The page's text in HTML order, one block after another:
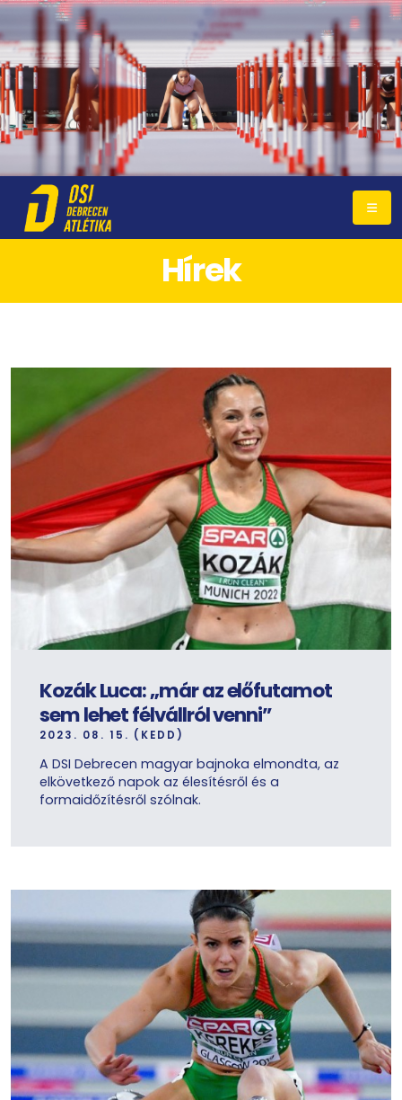
Hírek
Kozák Luca: „már az előfutamot
sem lehet félvállról venni”
2023. 08. 15. (KEDD)
A DSI Debrecen magyar bajnoka elmondta, az
elkövetkező napok az élesítésről és a
formaidőzítésről szólnak.